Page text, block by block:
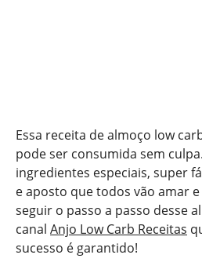
Essa receita de almoço low
pode ser consumida sem
ingredientes especiais, super
e aposto que todos vão amar
seguir o passo a passo desse
canal Anjo Low Carb Receitas
sucesso é garantido!